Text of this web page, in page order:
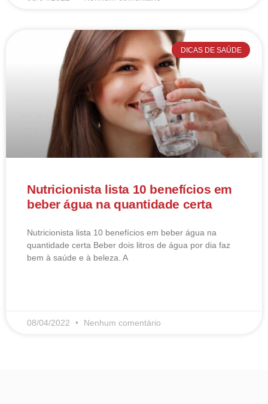
DICAS DE SAÚDE
Nutricionista lista 10 benefícios em
beber água na quantidade certa
Nutricionista lista 10 benefícios em beber água na
quantidade certa Beber dois litros de água por dia faz
bem à saúde e à beleza. A
08/04/2022 Nenhum comentário